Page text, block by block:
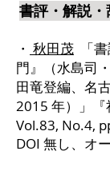
書評・解説
・ 秋田茂 「
門』（水島司
田竜登編、名
2015 年）」『
Vol.83, No.4,
DOI 無し、オ